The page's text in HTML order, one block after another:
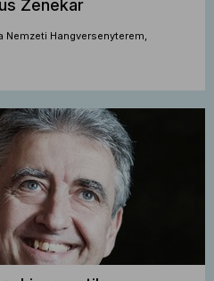
Zenekar
Nemzeti Hangversenyterem,